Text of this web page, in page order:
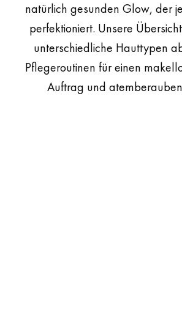
natürlich gesunden Glow, der
perfektioniert. Unsere
unterschiedliche Hauttypen
Pflegeroutinen für einen
Auftrag und